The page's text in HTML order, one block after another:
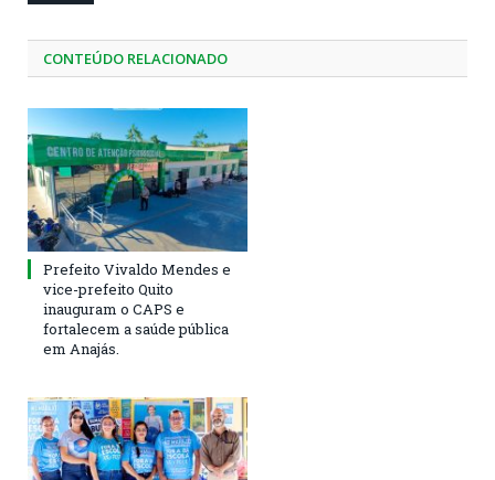
CONTEÚDO RELACIONADO
Prefeito Vivaldo Mendes e
vice-prefeito Quito
inauguram o CAPS e
fortalecem a saúde pública
em Anajás.